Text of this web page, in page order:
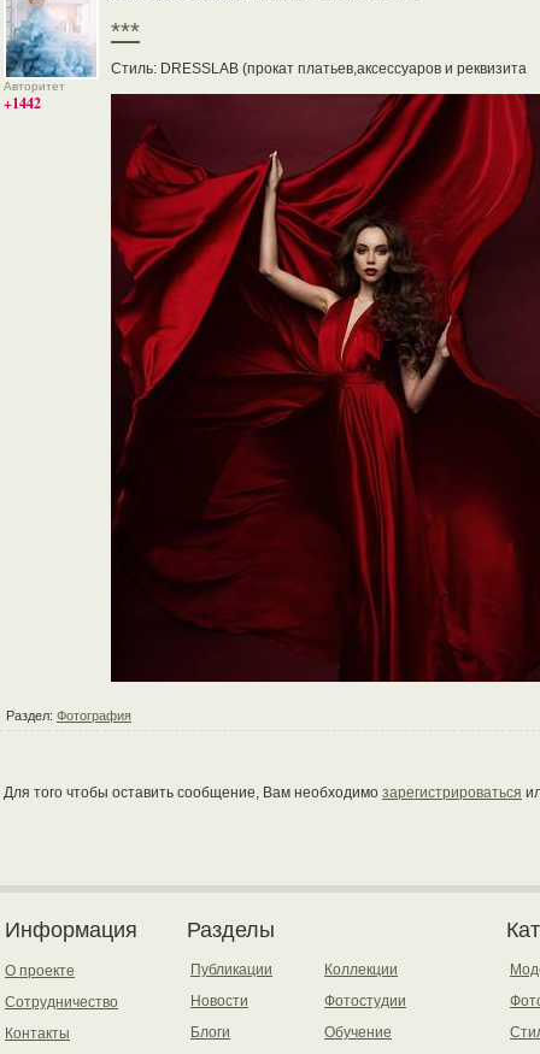
Авторитет
+1442
***
Стиль: DRESSLAB (прокат платьев,аксессуаров и реквизита
Раздел: Фотография
Для того чтобы оставить сообщение, Вам необходимо зарегистрироваться
Информация
О проекте
Сотрудничество
Контакты
Разделы
Публикации
Новости
Блоги
Коллекции
Фотостудии
Обучение